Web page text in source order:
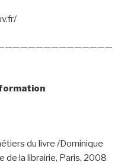
du livre /Dominique
de la librairie, Paris, 2008